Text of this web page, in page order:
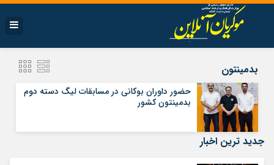
بدمینتون
حضور داوران بوکانی در مسابقات لیگ دسته دوم
بدمینتون کشور
جدید ترین اخبار